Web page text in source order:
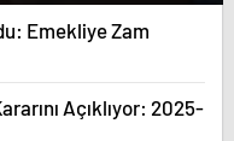
Emekliye Zam
Açıklıyor: 2025-